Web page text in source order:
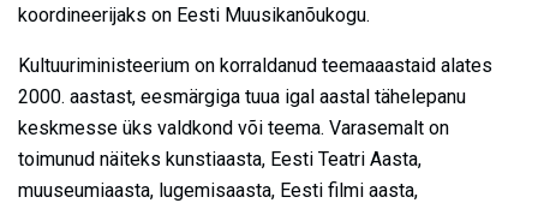
koordineerijaks on Eesti Muusikanõukogu.
Kultuuriministeerium on korraldanud teemaaastaid alates
2000. aastast, eesmärgiga tuua igal aastal tähelepanu
keskmesse üks valdkond või teema. Varasemalt on
toimunud näiteks kunstiaasta, Eesti Teatri Aasta,
muuseumiaasta, lugemisaasta, Eesti filmi aasta,